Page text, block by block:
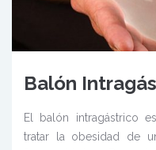
Balón
El balón intragástrico
tratar la obesidad de